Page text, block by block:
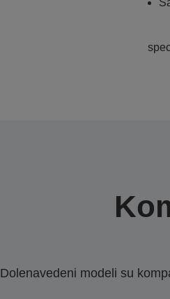
Dolenavedeni modeli su